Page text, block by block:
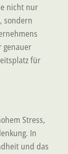
nicht nur
sondern
genauer
für
Stress,
In
und das